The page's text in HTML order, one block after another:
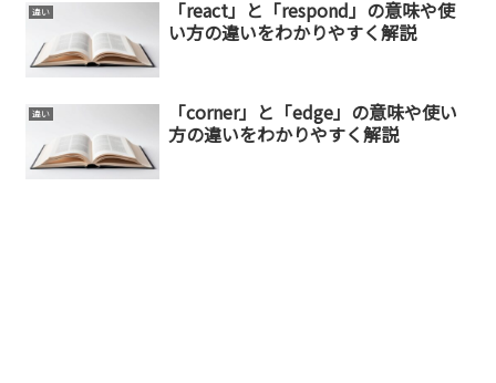
違い
「react」と「respond」の意味や使
い方の違いをわかりやすく解説
違い
「corner」と「edge」の意味や使い
方の違いをわかりやすく解説